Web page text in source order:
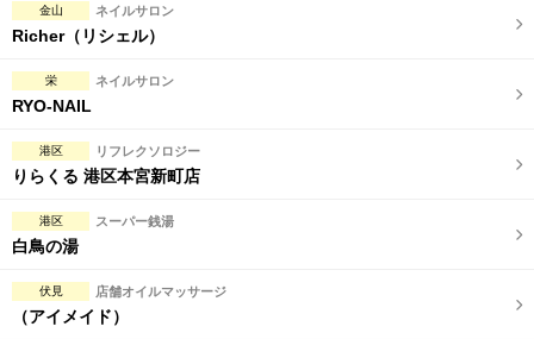
金山 ネイルサロン
Richer（リシェル）
栄 ネイルサロン
RYO-NAIL
港区 リフレクソロジー
りらくる 港区本宮新町店
港区 スーパー銭湯
白鳥の湯
伏見 店舗オイルマッサージ
（アイメイド）